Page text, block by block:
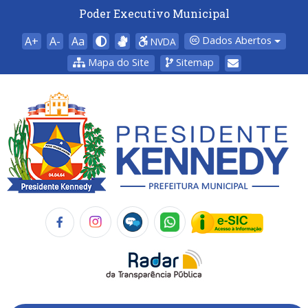
Poder Executivo Municipal
A+ A- Aa NVDA
Dados Abertos
Mapa do Site
Sitemap